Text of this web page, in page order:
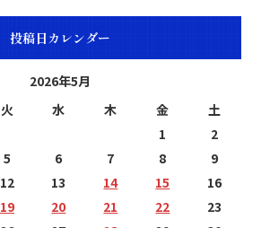
投稿日カレンダー
2026年5月
火 水 木 金
土
1
2
5 6 7 8
9
12 13 14 15
16
19 20 21 22
23